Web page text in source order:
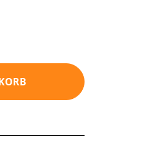
Wert ein oder